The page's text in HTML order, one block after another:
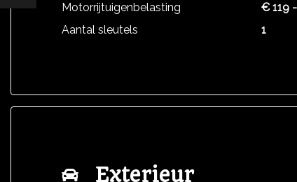
Motorrijtuigenbelasting
€ 119
Aantal sleutels
1
Exterieur